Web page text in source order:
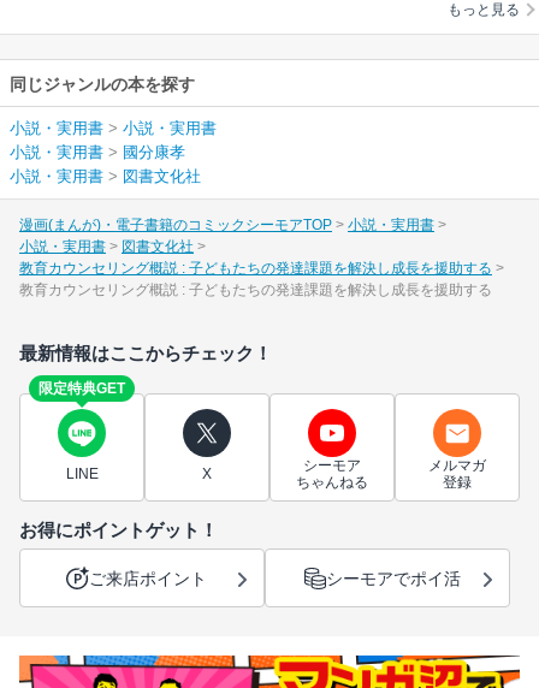
もっと見る
同じジャンルの本を探す
小説・実用書 > 小説・実用書
小説・実用書 > 國分康孝
小説・実用書 > 図書文化社
漫画(まんが)・電子書籍のコミックシーモアTOP
小説・実用書
小説・実用書
図書文化社
教育カウンセリング概説 : 子どもたちの発達課題を解決し成長を援助する
教育カウンセリング概説 : 子どもたちの発達課題を解決し成長を援助する
最新情報はここからチェック！
限定特典GET
LINE X
シーモア
ちゃんねる
メルマガ
登録
お得にポイントゲット！
ご来店ポイント シーモアでポイ活